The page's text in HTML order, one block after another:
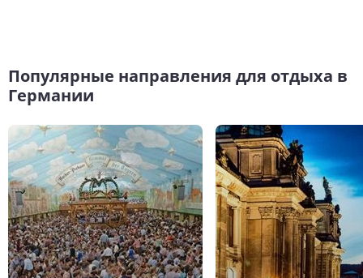
Популярные направления для отдыха в
Германии